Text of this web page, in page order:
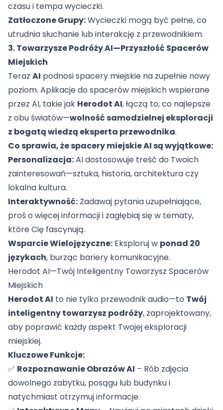
czasu i tempa wycieczki.
Zatłoczone Grupy:Wycieczki mogą być pełne, co
utrudnia słuchanie lub interakcję z przewodnikiem.
3. Towarzysze Podróży AI—Przyszłość Spacerów
Miejskich
Teraz AI podnosi spacery miejskie na zupełnie nowy
poziom. Aplikacje do spacerów miejskich wspierane
przez AI, takie jak Herodot AI, łączą to, co najlepsze
z obu światów—wolność samodzielnej eksploracji
z bogatą wiedzą eksperta przewodnika.
Co sprawia, że spacery miejskie AI są wyjątkowe:
Personalizacja:AI dostosowuje treść do Twoich
zainteresowań—sztuka, historia, architektura czy
lokalna kultura.
Interaktywność: Zadawaj pytania uzupełniające,
proś o więcej informacji i zagłębiaj się w tematy,
które Cię fascynują.
Wsparcie Wielojęzyczne: Eksploruj w ponad 20
językach, burząc bariery komunikacyjne.
Herodot AI—Twój Inteligentny Towarzysz Spacerów
Miejskich
Herodot AI to nie tylko przewodnik audio—to Twój
inteligentny towarzysz podróży, zaprojektowany,
aby poprawić każdy aspekt Twojej eksploracji
miejskiej.
Kluczowe Funkcje:
✅ Rozpoznawanie Obrazów AI – Rób zdjęcia
dowolnego zabytku, posągu lub budynku i
natychmiast otrzymuj informacje.